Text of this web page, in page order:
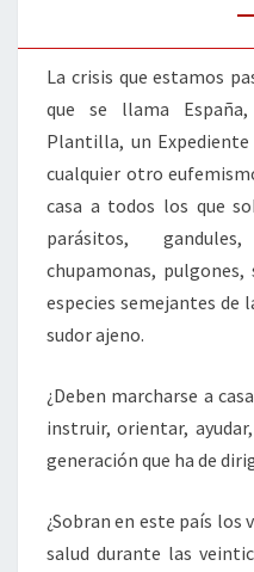
La crisis que estamos
que se llama
Plantilla, un
cualquier otro
casa a todos los que
parásitos,
chupamonas,
especies semejantes de
sudor ajeno.
¿Deben marcharse a
instruir, orientar,
generación que ha de
¿Sobran en este país los
salud durante las